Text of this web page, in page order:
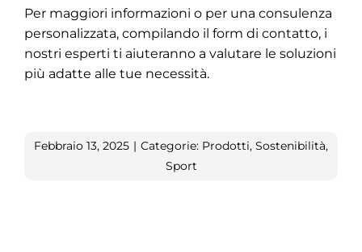
Per maggiori informazioni o per una consulenza
personalizzata, compilando il form di contatto, i
nostri esperti ti aiuteranno a valutare le soluzioni
più adatte alle tue necessità.
Febbraio 13, 2025 | Categorie: Prodotti, Sostenibilità,
Sport